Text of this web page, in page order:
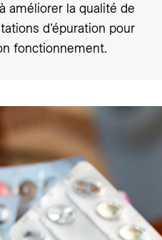
améliorer la qualité de
d’épuration pour
fonctionnement.